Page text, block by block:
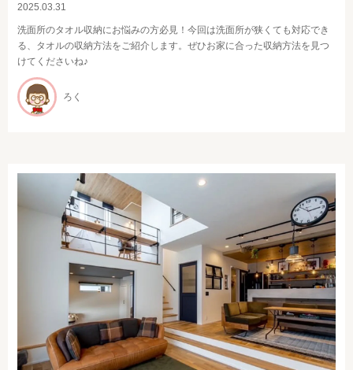
2025.03.31
洗面所のタオル収納にお悩みの方必見！今回は洗面所が狭くても対応でき
る、タオルの収納方法をご紹介します。ぜひお家に合った収納方法を見つ
けてくださいね♪
ろく